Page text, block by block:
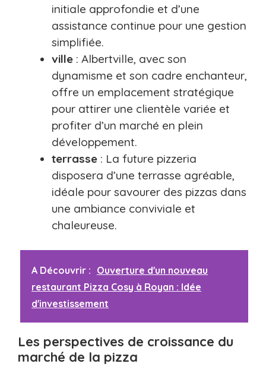
initiale approfondie et d’une
assistance continue pour une gestion
simplifiée.
ville : Albertville, avec son
dynamisme et son cadre enchanteur,
offre un emplacement stratégique
pour attirer une clientèle variée et
profiter d’un marché en plein
développement.
terrasse : La future pizzeria
disposera d’une terrasse agréable,
idéale pour savourer des pizzas dans
une ambiance conviviale et
chaleureuse.
A Découvrir : Ouverture d'un nouveau
restaurant Pizza Cosy à Royan : Idée
d'investissement
Les perspectives de croissance du
marché de la pizza